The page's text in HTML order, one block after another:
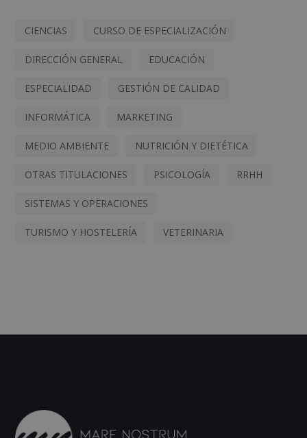
CIENCIAS CURSO DE ESPECIALIZACIÓN
DIRECCIÓN GENERAL EDUCACIÓN
ESPECIALIDAD GESTIÓN DE CALIDAD
INFORMÁTICA MARKETING
MEDIO AMBIENTE NUTRICIÓN Y DIETÉTICA
OTRAS TITULACIONES PSICOLOGÍA RRHH
SISTEMAS Y OPERACIONES
TURISMO Y HOSTELERÍA VETERINARIA